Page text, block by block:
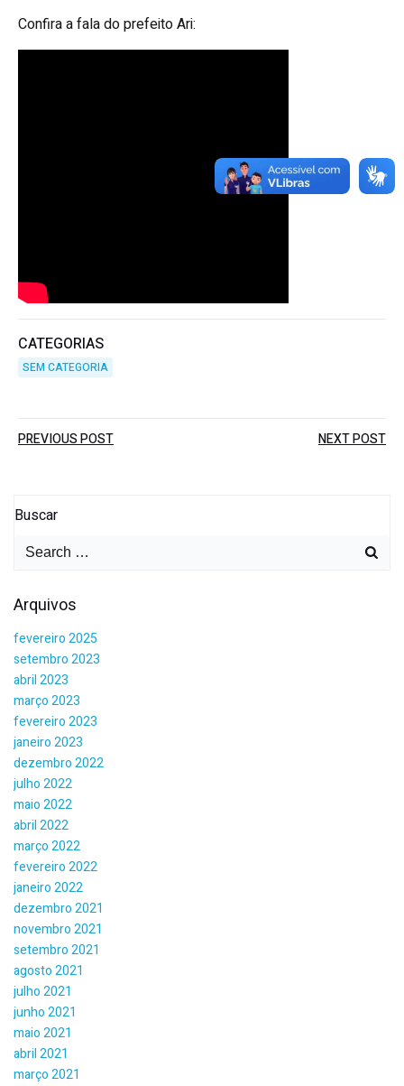
Confira a fala do prefeito Ari:
CATEGORIAS
SEM CATEGORIA
Post
navigation
PREVIOUS POST NEXT POST
Buscar
Search
Arquivos
fevereiro 2025
setembro 2023
abril 2023
março 2023
fevereiro 2023
janeiro 2023
dezembro 2022
julho 2022
maio 2022
abril 2022
março 2022
fevereiro 2022
janeiro 2022
dezembro 2021
novembro 2021
setembro 2021
agosto 2021
julho 2021
junho 2021
maio 2021
abril 2021
março 2021